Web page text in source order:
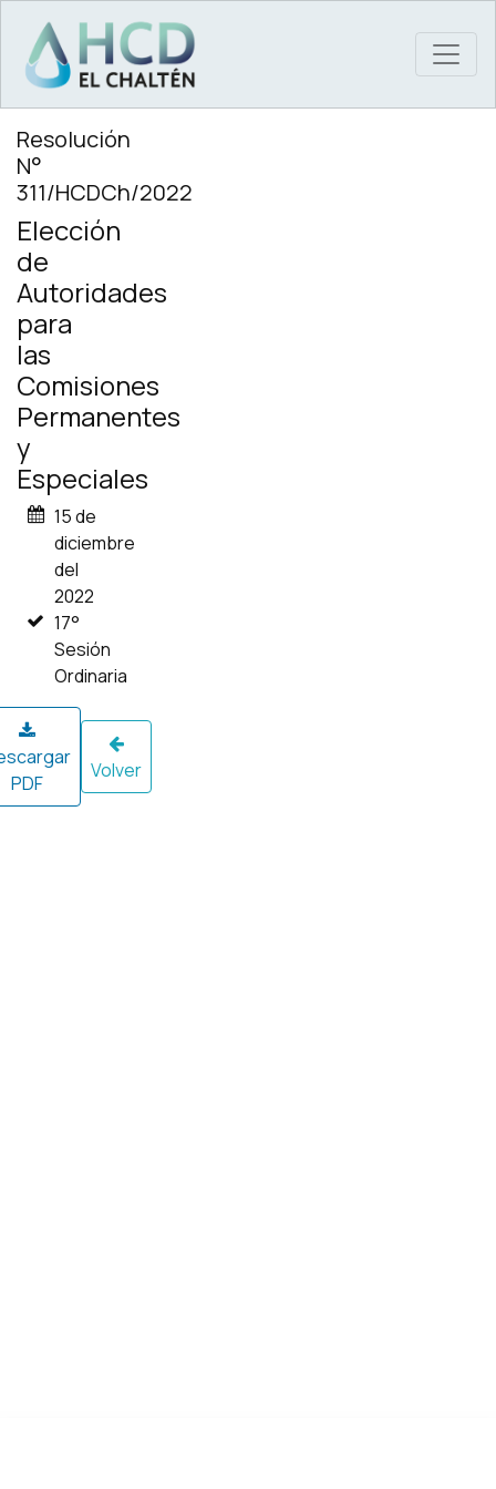
MAIN NAVIGATION
Resolución
N°
311/HCDCh/2022
Elección
de
Autoridades
para
las
Comisiones
Permanentes
y
Especiales
15 de
diciembre
del
2022
17°
Sesión
Ordinaria
PDF
Volver